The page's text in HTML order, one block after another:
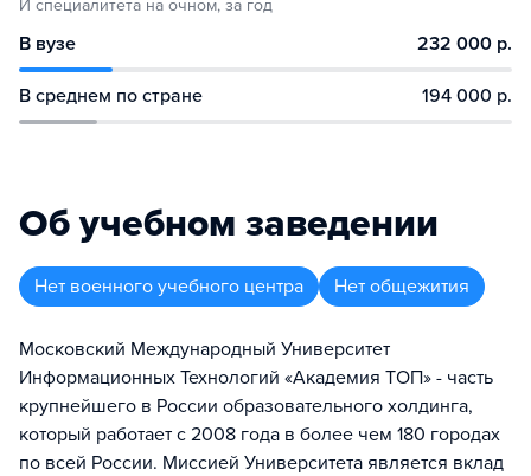
И специалитета на очном, за год
В вузе 232 000 р.
В среднем по стране 194 000 р.
Об учебном заведении
Нет военного учебного центра Нет общежития
Московский Международный Университет
Информационных Технологий «Академия ТОП» - часть
крупнейшего в России образовательного холдинга,
который работает с 2008 года в более чем 180 городах
по всей России. Миссией Университета является вклад